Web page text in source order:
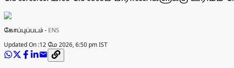
கோப்புப்படம் - ENS
Updated On :12 மே 2026, 6:50 pm IST